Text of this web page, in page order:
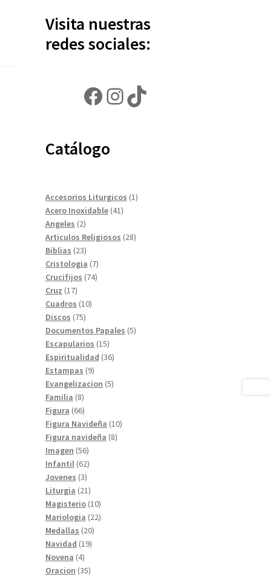
Visita nuestras
redes sociales:
Facebook
Instagram
TikTok
Catálogo
Accesorios Liturgicos 11
Acero Inoxidable 4141
Angeles 22
productos
Articulos Religiosos 2828
Biblias 2323
productos
Cristologia 77
productos
Crucifijos 7474
Cruz 1717
productos
Cuadros 1010
Discos 7575
productos
Documentos Papales 55
Escapularios 1515
productos
Espiritualidad 3636
Estampas 99
productos
Evangelizacion 55
Familia 88
productos
Figura 6666
productos
Figura Navideña 1010
Figura navideña 88
Imagen 5656
productos
Infantil 6262
productos
Jovenes 33
productos
Liturgia 2121
productos
Magisterio 1010
productos
Mariologia 2222
Medallas 2020
productos
Navidad 1919
Novena 44
productos
Oracion 3535